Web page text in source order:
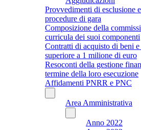
Provvedimenti di esclusione
procedure di gara
Composizione della
curricula dei suoi componenti
Contratti di acquisto di beni
superiore a 1 milione di euro
Resoconti della gestione
termine della loro esecuzione
Affidamenti PNRR e PNC
Area Amministrativa
Anno 2022